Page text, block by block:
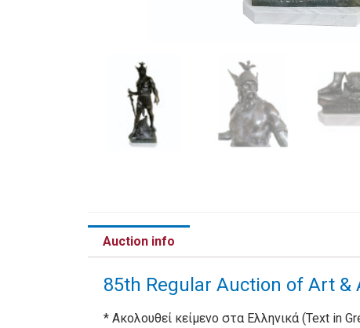
Auction info
85th Regular Auction of Art &
* Ακολουθεί κείμενο στα Ελληνικά (Text in